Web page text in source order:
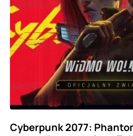
Cyberpunk 2077: